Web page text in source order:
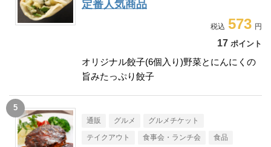
定番人気商品
573
17 ポイント
オリジナル餃子(6個入り)野菜とにんにくの
旨みたっぷり餃子
通販 グルメ グルメチケット
テイクアウト 食事会・ランチ会 食品